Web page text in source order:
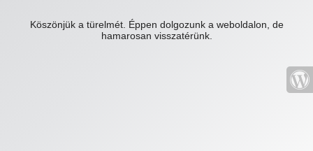
Köszönjük a türelmét. Éppen dolgozunk a weboldalon, de
hamarosan visszatérünk.